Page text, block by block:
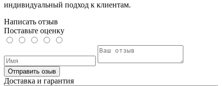
индивидуальный подход к клиентам.
Написать отзыв
Поставьте оценку
Отправить озыв
Доставка и гарантия